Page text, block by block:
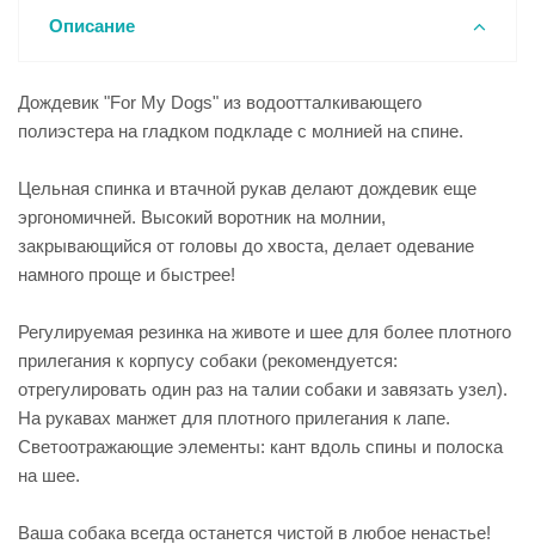
Описание
Дождевик "For My Dogs" из водоотталкивающего
полиэстера на гладком подкладе с молнией на спине.
Цельная спинка и втачной рукав делают дождевик еще
эргономичней. Высокий воротник на молнии,
закрывающийся от головы до хвоста, делает одевание
намного проще и быстрее!
Регулируемая резинка на животе и шее для более плотного
прилегания к корпусу собаки (рекомендуется:
отрегулировать один раз на талии собаки и завязать узел).
На рукавах манжет для плотного прилегания к лапе.
Светоотражающие элементы: кант вдоль спины и полоска
на шее.
Ваша собака всегда останется чистой в любое ненастье!